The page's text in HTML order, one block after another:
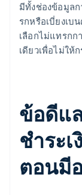
มีทั้งช่องข้อมูลก
รกหรือเบี่ยงเบ
เลือกไม่แทรกก
เดียวเพื่อไม่ให้
ข้อดีแ
ชำระ
ตอนมี